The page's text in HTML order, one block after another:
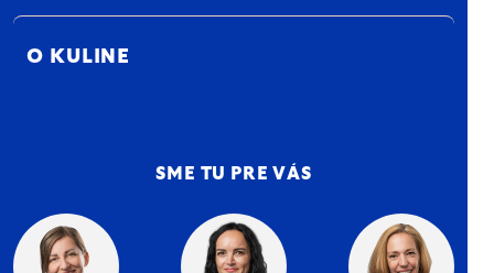
O KULINE
SME TU PRE VÁS